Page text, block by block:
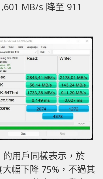
MB/s 降至 911
用戶同樣表示，於
幅下降 75%，不過其